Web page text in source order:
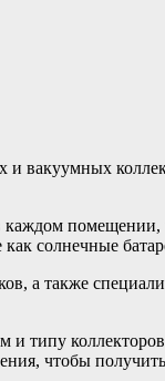
и вакуумных
помещении,
солнечные
а также
и типу
чтобы